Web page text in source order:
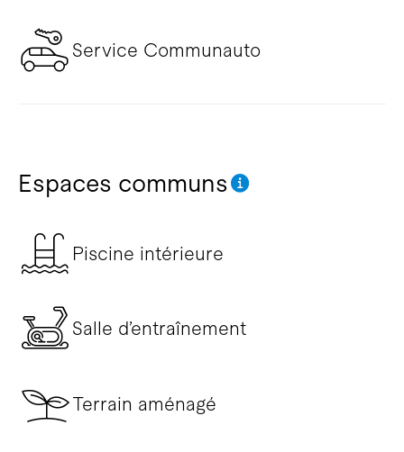
Service Communauto
Espaces communs
Piscine intérieure
Salle d’entraînement
Terrain aménagé